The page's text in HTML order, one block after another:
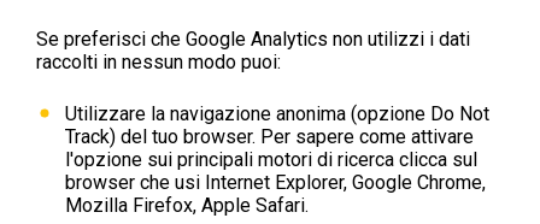
Se preferisci che Google Analytics non utilizzi i dati
raccolti in nessun modo puoi:
Utilizzare la navigazione anonima (opzione Do Not
Track) del tuo browser. Per sapere come attivare
l'opzione sui principali motori di ricerca clicca sul
browser che usi Internet Explorer, Google Chrome,
Mozilla Firefox, Apple Safari.